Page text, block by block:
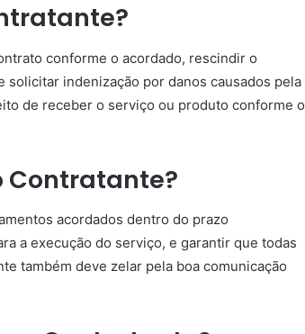
conforme o acordado, rescindir o
indenização por danos causados pela
de receber o serviço ou produto conforme o
Contratante?
acordados dentro do prazo
a execução do serviço, e garantir que todas
também deve zelar pela boa comunicação